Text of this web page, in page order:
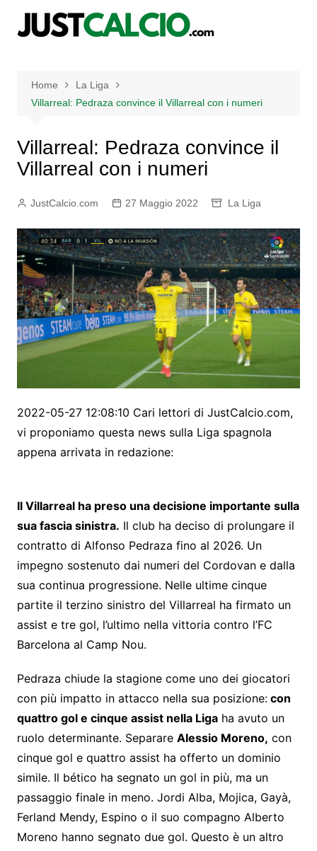
Home
La Liga
Villarreal: Pedraza convince il Villarreal con i numeri
Villarreal: Pedraza convince il
Villarreal con i numeri
JustCalcio.com 27 Maggio 2022 La Liga
2022-05-27 12:08:10 Cari lettori di JustCalcio.com,
vi proponiamo questa news sulla Liga spagnola
appena arrivata in redazione:
Il Villarreal ha preso una decisione importante sulla
sua fascia sinistra. Il club ha deciso di prolungare il
contratto di Alfonso Pedraza fino al 2026. Un
impegno sostenuto dai numeri del Cordovan e dalla
sua continua progressione. Nelle ultime cinque
partite il terzino sinistro del Villarreal ha firmato un
assist e tre gol, l’ultimo nella vittoria contro l’FC
Barcelona al Camp Nou.
Pedraza chiude la stagione come uno dei giocatori
con più impatto in attacco nella sua posizione:con
quattro gol e cinque assist nella Ligaha avuto un
ruolo determinante. Separare Alessio Moreno, con
cinque gol e quattro assist ha offerto un dominio
simile. Il bético ha segnato un gol in più, ma un
passaggio finale in meno. Jordi Alba, Mojica, Gayà,
Ferland Mendy, Espino o il suo compagno Alberto
Moreno hanno segnato due gol. Questo è un altro